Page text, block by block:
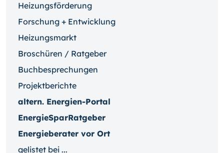
Heizungsförderung
Forschung + Entwicklung
Heizungsmarkt
Broschüren / Ratgeber
Buchbesprechungen
Projektberichte
altern. Energien-Portal
EnergieSparRatgeber
Energieberater vor Ort
gelistet bei ...